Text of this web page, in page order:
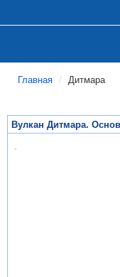
Главная Дитмара
Вулкан Дитмара.